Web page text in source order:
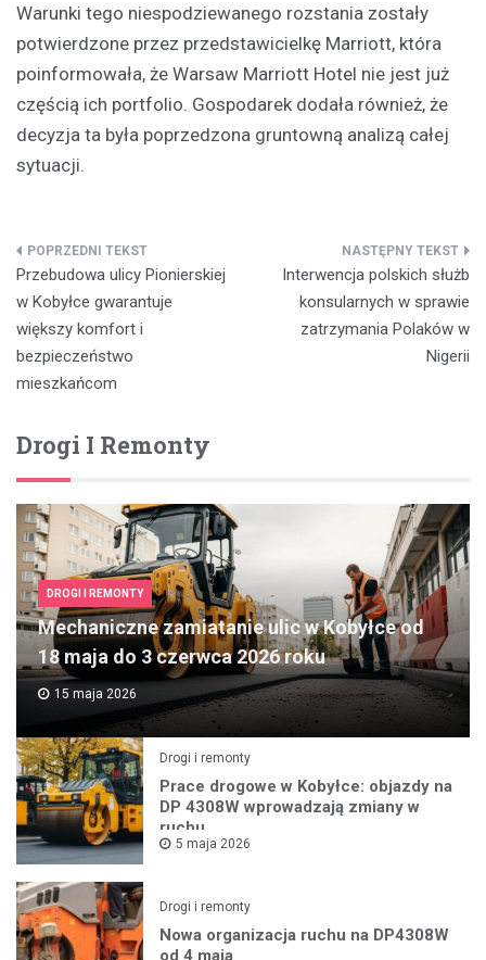
Warunki tego niespodziewanego rozstania zostały
potwierdzone przez przedstawicielkę Marriott, która
poinformowała, że Warsaw Marriott Hotel nie jest już
częścią ich portfolio. Gospodarek dodała również, że
decyzja ta była poprzedzona gruntowną analizą całej
sytuacji.
Nawigacja
wpisu
Przebudowa ulicy Pionierskiej
w Kobyłce gwarantuje
większy komfort i
bezpieczeństwo
mieszkańcom
Interwencja polskich służb
konsularnych w sprawie
zatrzymania Polaków w
Nigerii
Drogi I Remonty
DROGI I REMONTY
Mechaniczne zamiatanie ulic w Kobyłce od
18 maja do 3 czerwca 2026 roku
15 maja 2026
Drogi i remonty
Prace drogowe w Kobyłce: objazdy na
DP 4308W wprowadzają zmiany w
ruchu
5 maja 2026
Drogi i remonty
Nowa organizacja ruchu na DP4308W
od 4 maja